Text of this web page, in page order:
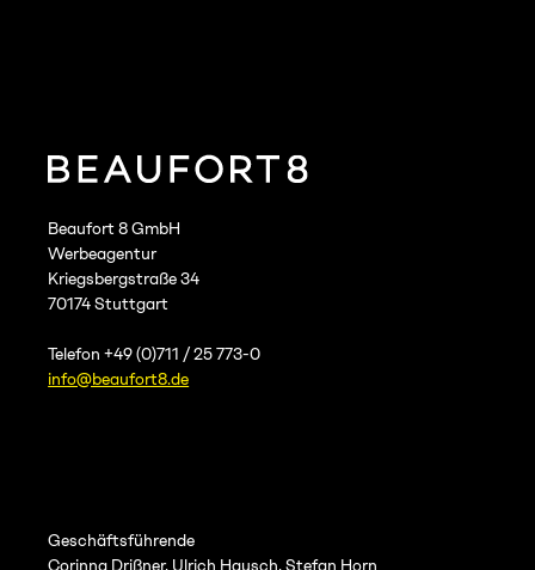
Beaufort 8 GmbH
Werbeagentur
Kriegsbergstraße 34
70174 Stuttgart
Telefon +49 (0)711 / 25 773-0
info@beaufort8.de
Geschäftsführende
Corinna Drißner, Ulrich Hausch, Stefan Horn